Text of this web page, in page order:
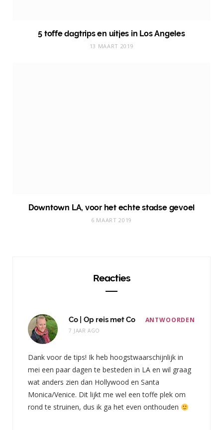
5 toffe dagtrips en uitjes in Los Angeles
13 MAART 2019
Downtown LA, voor het echte stadse gevoel
6 MAART 2019
Reacties
Co | Op reis met Co
7 JAAR AGO
ANTWOORDEN
Dank voor de tips! Ik heb hoogstwaarschijnlijk in
mei een paar dagen te besteden in LA en wil graag
wat anders zien dan Hollywood en Santa
Monica/Venice. Dit lijkt me wel een toffe plek om
rond te struinen, dus ik ga het even onthouden